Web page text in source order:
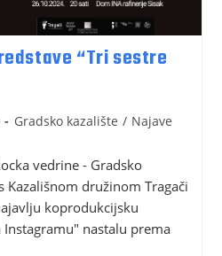
“Tri sestre
Gradsko kazalište / Najave
vedrine - Gradsko
Kazališnom družinom Tragači
koprodukcijsku
nastalu prema